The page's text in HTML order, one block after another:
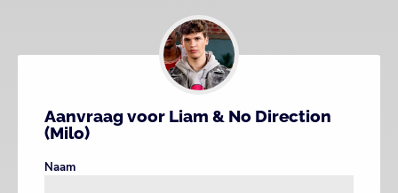
Aanvraag voor Liam & No Direction
(Milo)
Naam